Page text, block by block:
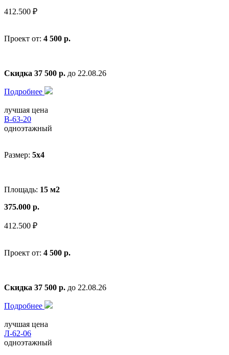
412.500 ₽
Проект от: 4 500 р.
Скидка 37 500 р. до 22.08.26
Подробнее
лучшая цена
В-63-20
одноэтажный
Размер: 5x4
Площадь: 15 м2
375.000 р.
412.500 ₽
Проект от: 4 500 р.
Скидка 37 500 р. до 22.08.26
Подробнее
лучшая цена
Л-62-06
одноэтажный